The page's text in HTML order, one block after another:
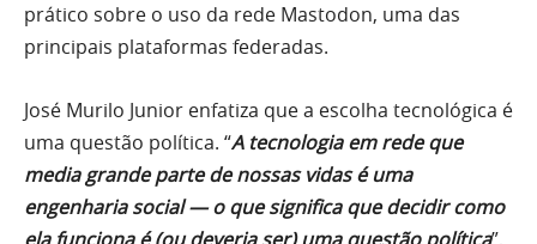
prático sobre o uso da rede Mastodon, uma das
principais plataformas federadas.
José Murilo Junior enfatiza que a escolha tecnológica é
uma questão política. “A tecnologia em rede que
media grande parte de nossas vidas é uma
engenharia social — o que significa que decidir como